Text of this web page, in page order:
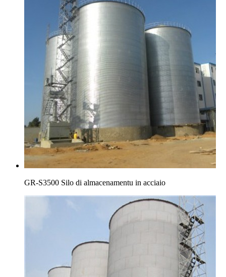
GR-S3500 Silo di almacenamentu in acciaio